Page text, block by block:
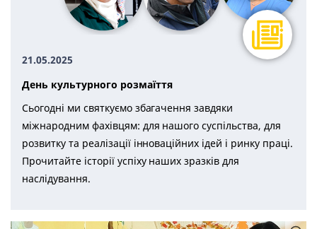
21.05.2025
День культурного розмаїття
Сьогодні ми святкуємо збагачення завдяки
міжнародним фахівцям: для нашого суспільства, для
розвитку та реалізації інноваційних ідей і ринку праці.
Прочитайте історії успіху наших зразків для
наслідування.